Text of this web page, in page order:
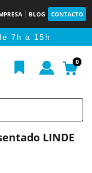
BLOG CONTACTO
7h a 15h
0
LINDE